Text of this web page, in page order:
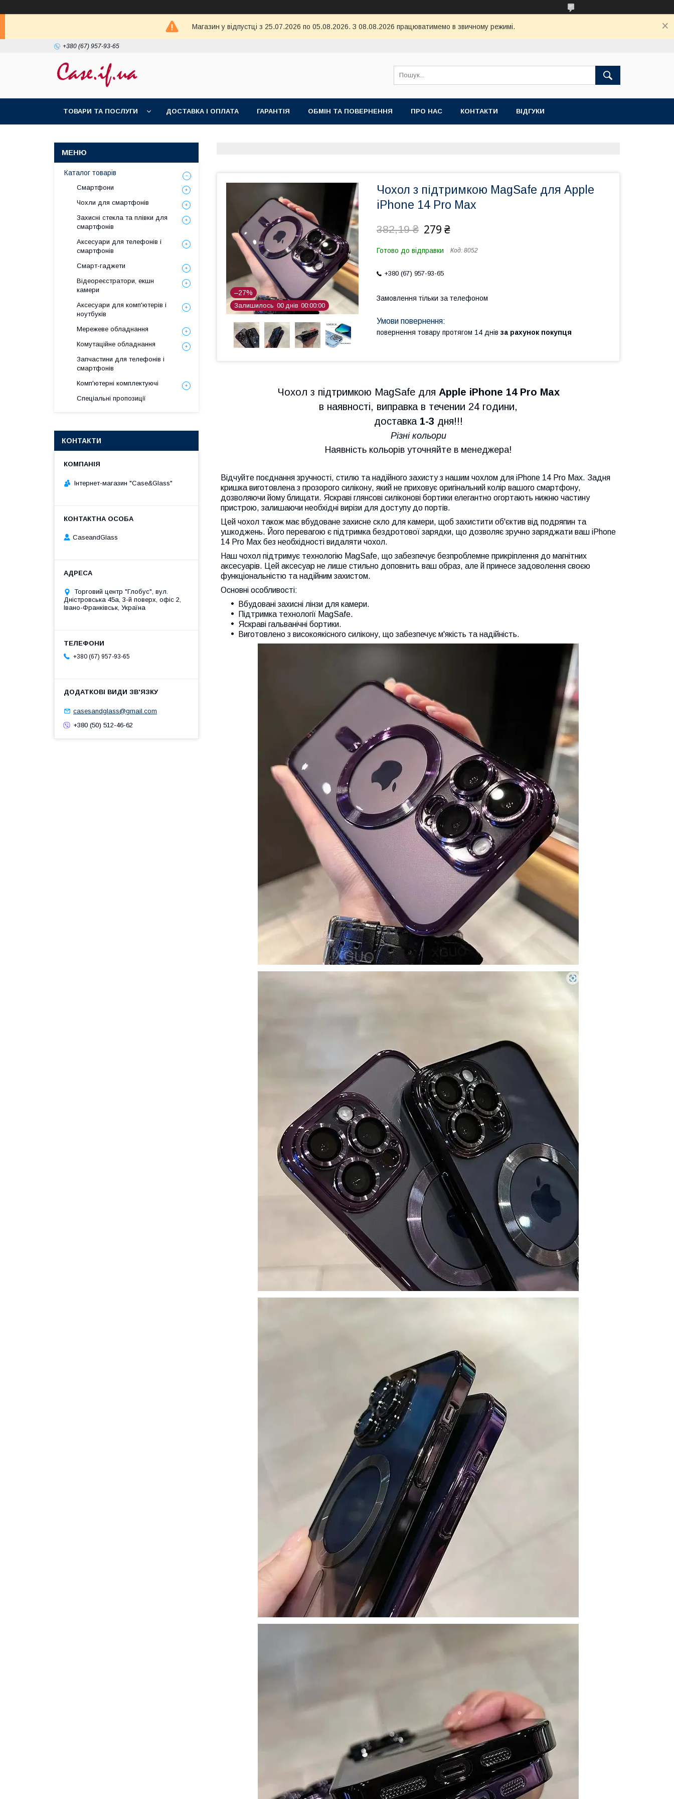
Магазин у відпустці з 25.07.2026 по 05.08.2026. З 08.08.2026 працюватимемо в звичному режимі.
+380 (67) 957-93-65
ТОВАРИ ТА ПОСЛУГИ ДОСТАВКА І ОПЛАТА ГАРАНТІЯ ОБМІН ТА ПОВЕРНЕННЯ ПРО НАС КОНТАКТИ ВІДГУКИ
–27%
Залишилось 00 днів 00 00 00
Чохол з підтримкою MagSafe для Apple
iPhone 14 Pro Max
382,19 ₴ 279 ₴
Готово до відправки Код: 8052
+380 (67) 957-93-65
Замовлення тільки за телефоном
повернення товару протягом 14 днів за рахунок покупця
Чохол з підтримкою MagSafe для Apple iPhone 14 Pro Max
в наявності, виправка в течении 24 години,
доставка 1-3 дня!!!
Різні кольори
Наявність кольорів уточняйте в менеджера!
Відчуйте поєднання зручності, стилю та надійного захисту з нашим чохлом для iPhone 14 Pro Max. Задня
кришка виготовлена з прозорого силікону, який не приховує оригінальний колір вашого смартфону,
дозволяючи йому блищати. Яскраві глянсові силіконові бортики елегантно огортають нижню частину
пристрою, залишаючи необхідні вирізи для доступу до портів.
Цей чохол також має вбудоване захисне скло для камери, щоб захистити об'єктив від подряпин та
ушкоджень. Його перевагою є підтримка бездротової зарядки, що дозволяє зручно заряджати ваш iPhone
14 Pro Max без необхідності видаляти чохол.
Наш чохол підтримує технологію MagSafe, що забезпечує безпроблемне прикріплення до магнітних
аксесуарів. Цей аксесуар не лише стильно доповнить ваш образ, але й принесе задоволення своєю
функціональністю та надійним захистом.
Основні особливості:
Вбудовані захисні лінзи для камери.
Підтримка технології MagSafe.
Яскраві гальванічні бортики.
Виготовлено з високоякісного силікону, що забезпечує м'якість та надійність.
Каталог товарів
Смартфони
Чохли для смартфонів
Захисні стекла та плівки для
смартфонів
Аксесуари для телефонів і
смартфонів
Смарт-гаджети
Відеореєстратори, екшн
камери
Аксесуари для комп'ютерів і
ноутбуків
Мережеве обладнання
Комутаційне обладнання
Запчастини для телефонів і
смартфонів
Комп'ютерні комплектуючі
Спеціальні пропозиції
КОНТАКТИ
Інтернет-магазин "Case&Glass"
CaseandGlass
Торговий центр "Глобус", вул.
Дністровська 45а, 3-й поверх, офіс 2,
Івано-Франківськ, Україна
+380 (67) 957-93-65
casesandglass@gmail.com
+380 (50) 512-46-62